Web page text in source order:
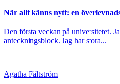
När allt känns nytt: en
Den första veckan på universitetet.
anteckningsblock. Jag har stora...
Agatha Fältström